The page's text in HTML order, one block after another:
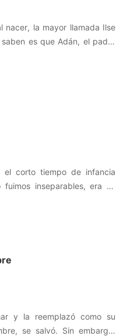
nacer, la mayor llamada Ilse
es que Adán, el padre
Geanna y la vendió por 20
porque la bebé de estos
el corto tiempo de infancia
inseparables, era mi
siempre fue así, nuestra
corto tiempo que duro, la
y la reemplazó como su
se salvó. Sin embargo,